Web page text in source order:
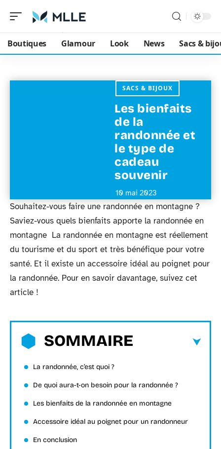
Boutiques Glamour Look News Sacs &
SACS & BIJOUX
Les bienfaits
de la
randonnée et
le type de
cadeau
souvenir
10 mai 2023
Souhaitez-vous faire une randonnée en montagne ?
Saviez-vous quels bienfaits apporte la randonnée en
montagne La randonnée en montagne est réellement
du tourisme et du sport et très bénéfique pour votre
santé. Et il existe un accessoire idéal au poignet pour
la randonnée. Pour en savoir davantage, suivez cet
article !
SOMMAIRE
La randonnée, c’est quoi ?
De quoi aura-t-on besoin pour la randonnée ?
Les bienfaits de la randonnée en montagne
Accessoire idéal au poignet pour un randonneur
En conclusion